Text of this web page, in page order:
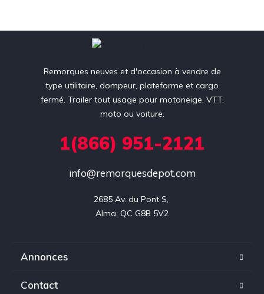
Remorques neuves et d'occasion à vendre de
type utilitaire, dompeur, plateforme et cargo
fermé. Trailer tout usage pour motoneige, VTT,
moto ou voiture.
1(866) 951-2121
info@remorquesdepot.com
2685 Av. du Pont S,
Alma, QC G8B 5V2
Annonces
Contact